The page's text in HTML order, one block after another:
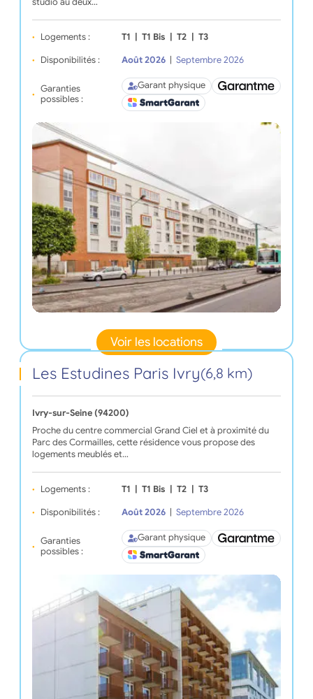
Logements : T1 T1 Bis T2 T3
Disponibilités : Août 2026 Septembre 2026
Garanties
possibles :
Garant physique
Voir les locations
Les Estudines Paris Ivry(6,8 km)
Ivry-sur-Seine (94200)
Proche du centre commercial Grand Ciel et à proximité du
Parc des Cormailles, cette résidence vous propose des
logements meublés et…
Logements : T1 T1 Bis T2 T3
Disponibilités : Août 2026 Septembre 2026
Garanties
possibles :
Garant physique